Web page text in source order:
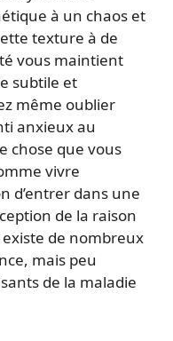
à un chaos et
texture à de
vous maintient
subtile et
même oublier
anxieux au
chose que vous
vivre
d’entrer dans une
de la raison
de nombreux
mais peu
de la maladie